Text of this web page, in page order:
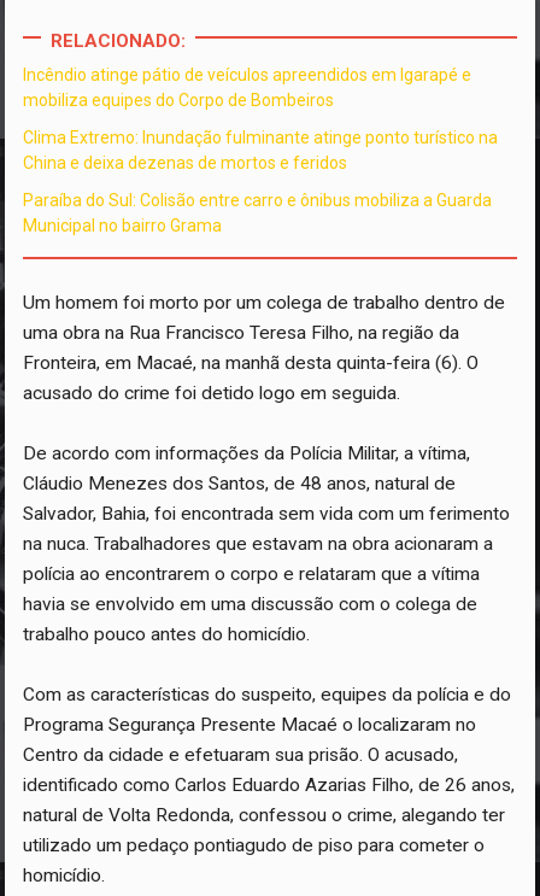
RELACIONADO:
Incêndio atinge pátio de veículos apreendidos em Igarapé e
mobiliza equipes do Corpo de Bombeiros
Clima Extremo: Inundação fulminante atinge ponto turístico na
China e deixa dezenas de mortos e feridos
Paraíba do Sul: Colisão entre carro e ônibus mobiliza a Guarda
Municipal no bairro Grama
Um homem foi morto por um colega de trabalho dentro de
uma obra na Rua Francisco Teresa Filho, na região da
Fronteira, em Macaé, na manhã desta quinta-feira (6). O
acusado do crime foi detido logo em seguida.
De acordo com informações da Polícia Militar, a vítima,
Cláudio Menezes dos Santos, de 48 anos, natural de
Salvador, Bahia, foi encontrada sem vida com um ferimento
na nuca. Trabalhadores que estavam na obra acionaram a
polícia ao encontrarem o corpo e relataram que a vítima
havia se envolvido em uma discussão com o colega de
trabalho pouco antes do homicídio.
Com as características do suspeito, equipes da polícia e do
Programa Segurança Presente Macaé o localizaram no
Centro da cidade e efetuaram sua prisão. O acusado,
identificado como Carlos Eduardo Azarias Filho, de 26 anos,
natural de Volta Redonda, confessou o crime, alegando ter
utilizado um pedaço pontiagudo de piso para cometer o
homicídio.